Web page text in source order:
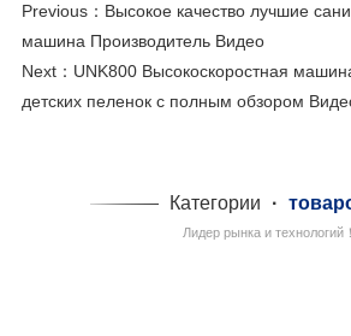
Previous： Высокое качество лучшие
машина Производитель Видео
Next： UNK800 Высокоскоростная
детских пеленок с полным обзором
Категории ·
Лидер рынка и технологий！